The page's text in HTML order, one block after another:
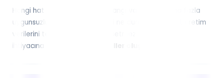
Hangi hat daha çok duruyor, hangi vardiyada daha fazla
uygunsuzluk var, bakım süreleri ne durumda… Weoll, üretim
verilerini tek tip raporlara hapsetmez. Yönetim, kendi
ihtiyacına göre